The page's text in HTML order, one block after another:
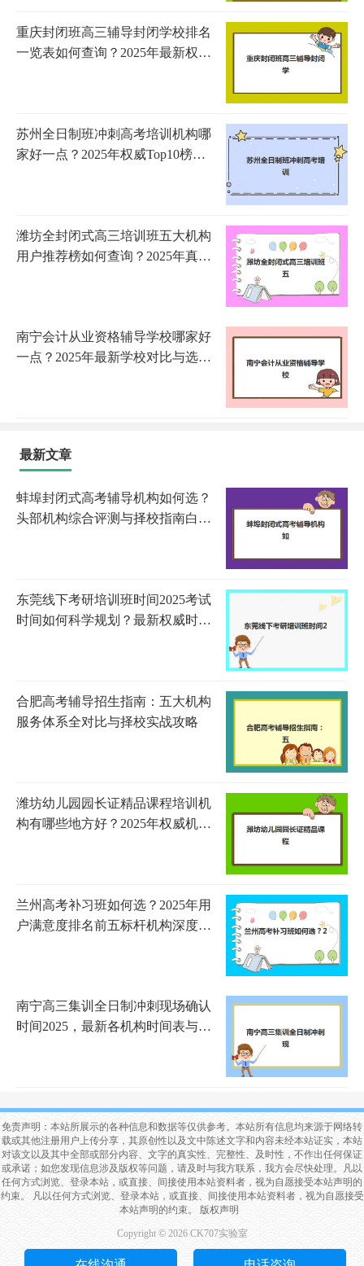
重庆封闭班高三辅导封闭学校排名
一览表如何查询？2025年最新权威
苏州全日制班冲刺高考培训机构哪
家好一点？2025年权威Top10榜
潍坊全封闭式高三培训班五大机构
用户推荐榜如何查询？2025年真实
南宁会计从业资格辅导学校哪家好
一点？2025年最新学校对比与选择
最新文章
蚌埠封闭式高考辅导机构如何选？
头部机构综合评测与择校指南白皮
东莞线下考研培训班时间2025考试
时间如何科学规划？最新权威时间
合肥高考辅导招生指南：五大机构
服务体系全对比与择校实战攻略
潍坊幼儿园园长证精品课程培训机
构有哪些地方好？2025年权威机构
兰州高考补习班如何选？2025年用
户满意度排名前五标杆机构深度解
南宁高三集训全日制冲刺现场确认
时间2025，最新各机构时间表与材
免责声明：本站所展示的各种信息和数据等仅供参考。本站所有信息均来源于网络转
载或其他注册用户上传分享，其原创性以及文中陈述文字和内容未经本站证实，本站
对该文以及其中全部或部分内容、文字的真实性、完整性、及时性，不作出任何保证
或承诺；如您发现信息涉及版权等问题，请及时与我方联系，我方会尽快处理。凡以
任何方式浏览、登录本站，或直接、间接使用本站资料者，视为自愿接受本站声明的
约束。 凡以任何方式浏览、登录本站，或直接、间接使用本站资料者，视为自愿接受
本站声明的约束。
版权声明
Copyright © 2026 CK707实验室​